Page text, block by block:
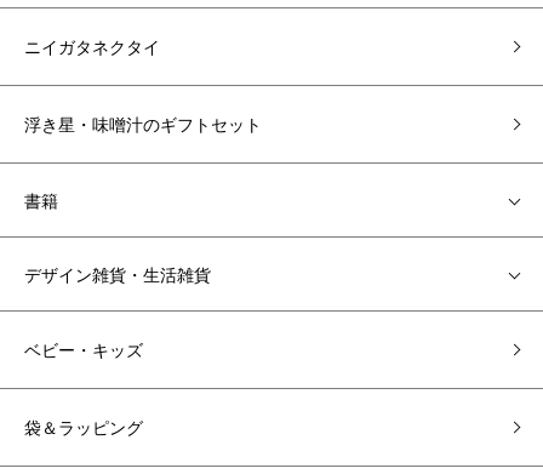
ニイガタネクタイ
浮き星・味噌汁のギフトセット
書籍
デザイン雑貨・生活雑貨
ベビー・キッズ
袋＆ラッピング